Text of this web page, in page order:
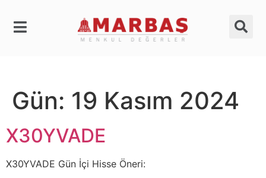
Gün: 19 Kasım 2024
X30YVADE
X30YVADE Gün İçi Hisse Öneri: